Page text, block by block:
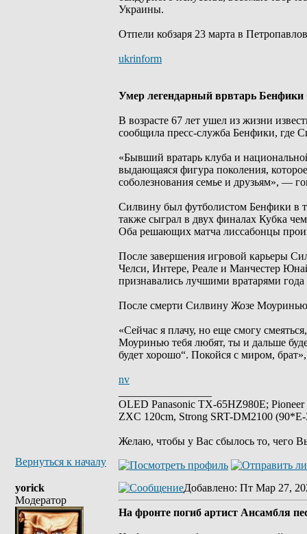
Украины.
Отпели кобзаря 23 марта в
ukrinform
Умер легендарный врвтарь
В возрасте 67 лет ушел из жизни
сообщила пресс-служба Бенфики, где
«Бывший вратарь клуба и
выдающаяся фигура поколения,
соболезнования семье и друзьям», —
Силвину был футболистом Бенфики в
также сыграл в двух финалах Кубка
Оба решающих матча лиссабонцы
После завершения игровой карьеры
Челси, Интере, Реале и Манчестер
признавались лучшими вратарями
После смерти Силвину Жозе
«Сейчас я плачу, но еще смогу
Моуринью тебя любят, ты и дальше
будет хорошо“. Покойся с миром,
nv
OLED Panasonic TX-65HZ980E;
ZXC 120cm, Strong SRT-DM2100
Желаю, чтобы у Вас сбылось то, чего
Вернуться к началу
yorick
Модератор
Добавлено: Пт Мар 27,
На фронте погиб артист Ансамбля